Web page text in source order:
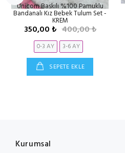
Unicorn Baskılı %100 Pamuklu
Bandanalı Kız Bebek Tulum Set -
KREM
350,00 ₺ 400,00 ₺
0-3 AY
3-6 AY
SEPETE EKLE
Kurumsal